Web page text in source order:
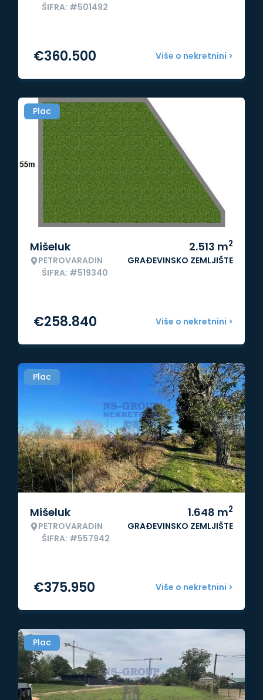
ŠIFRA: #501492
Više o nekretnini >
€360.500
Plac
Mišeluk
PETROVARADIN
ŠIFRA: #519340
2.513 m2
GRAĐEVINSKO ZEMLJIŠTE
Više o nekretnini >
€258.840
Plac
Mišeluk
PETROVARADIN
ŠIFRA: #557942
1.648 m2
GRAĐEVINSKO ZEMLJIŠTE
Više o nekretnini >
€375.950
Plac